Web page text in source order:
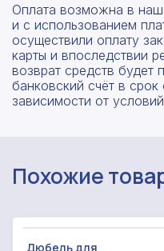
Оплата возможна в
и с использованием
осуществили оплату
карты и впоследствии
возврат средств будет
банковский счёт в
зависимости от
Похожие
Дюбель для